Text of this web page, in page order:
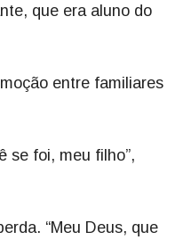
que era aluno do
entre familiares
se foi, meu filho”,
“Meu Deus, que